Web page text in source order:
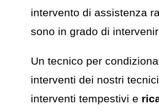
intervento di assistenza
sono in grado di
Un tecnico per
interventi dei nostri
interventi tempestivi e